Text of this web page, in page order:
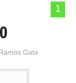
1
Gata